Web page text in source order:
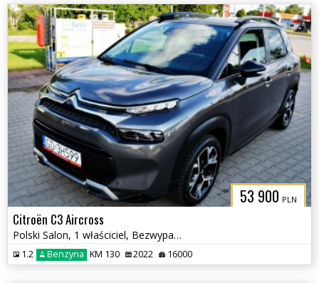
53 900 PLN
Citroën C3 Aircross
Polski Salon, 1 właściciel, Bezwypadkowy
1.2 Benzyna KM 130 2022 16000